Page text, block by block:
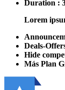
Duration :
Lorem
Deals-
Hide
Más Plan